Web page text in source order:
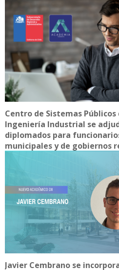
Centro de Sistemas Públicos
Ingeniería Industrial se
diplomados para
municipales y de gobiernos
Javier Cembrano se